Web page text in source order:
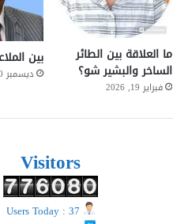
ما العلاقة بين الطائر
الساخر والبشير شو؟
فبراير 19, 2026
بين
ديسمبر 20, 2025
Visitors